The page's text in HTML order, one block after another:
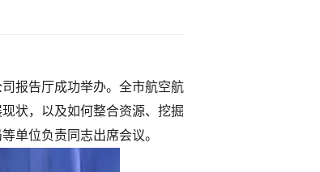
报告厅成功举办。全市航空航
状，以及如何整合资源、挖掘
单位负责同志出席会议。